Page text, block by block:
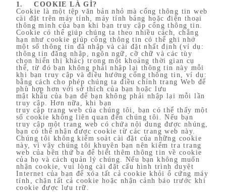
1. COOKIE LÀ GÌ?
Cookie là một tệp văn bản nhỏ mà cổng thông tin web
cài đặt trên máy tính, máy tính bảng hoặc điện thoại
thông minh của bạn khi bạn truy cập cổng thông tin.
Cookie có thể giúp chúng ta theo nhiều cách, chẳng
hạn như cookie giúp cổng thông tin có thể ghi nhớ
một số thông tin đã nhập và cài đặt nhất định (ví dụ:
thông tin đăng nhập, ngôn ngữ, cỡ chữ và các tùy
chọn hiển thị khác) trong một khoảng thời gian cụ
thể, từ đó bạn không phải nhập lại thông tin này mỗi
khi bạn truy cập và điều hướng cổng thông tin, ví dụ:
bằng cách cho phép chúng ta điều chỉnh trang Web để
phù hợp hơn với sở thích của bạn hoặc lưu
mật khẩu của bạn để bạn không phải nhập lại mỗi lần
truy cập. Hơn nữa, khi bạn
truy cập trang web của chúng tôi, bạn có thể thấy một
số cookie không liên quan đến chúng tôi. Nếu bạn
truy cập một trang web có chứa nội dung được nhúng,
bạn có thể nhận được cookie từ các trang web này.
Chúng tôi không kiểm soát cài đặt của những cookie
này, vì vậy chúng tôi khuyên bạn nên kiểm tra trang
web của bên thứ ba để biết thêm thông tin về cookie
của họ và cách quản lý chúng. Nếu bạn không muốn
nhận cookie, vui lòng cài đặt cấu hình trình duyệt
Internet của bạn để xóa tất cả cookie khỏi ổ cứng máy
tính, chặn tất cả cookie hoặc nhận cảnh báo trước khi
cookie được lưu trữ.